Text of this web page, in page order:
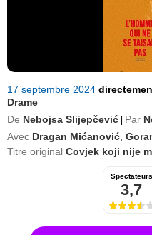
17 septembre 2024
Drame
De Nebojsa Slijepčević Par
Avec Dragan Mićanović
Titre original Covjek koji nije
Spectateurs
3,7